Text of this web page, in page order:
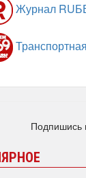
Журнал
Подпишись